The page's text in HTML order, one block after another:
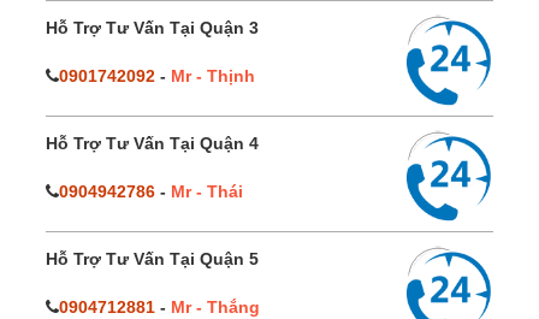
Hỗ Trợ Tư Vấn Tại Quận 3
0901742092 - Mr - Thịnh
Hỗ Trợ Tư Vấn Tại Quận 4
0904942786 - Mr - Thái
Hỗ Trợ Tư Vấn Tại Quận 5
0904712881 - Mr - Thắng